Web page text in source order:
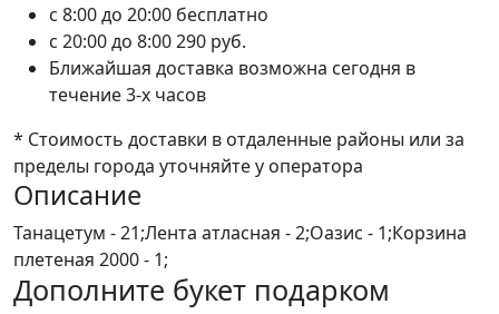
c 8:00 до 20:00 бесплатно
c 20:00 до 8:00290 руб.
Ближайшая доставка возможна сегодня в
течение 3-х часов
* Стоимость доставки в отдаленные районы или за
пределы города уточняйте у оператора
Описание
Танацетум - 21;Лента атласная - 2;Оазис - 1;Корзина
плетеная 2000 - 1;
Дополните букет подарком